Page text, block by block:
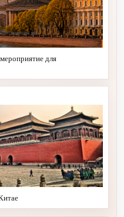
для